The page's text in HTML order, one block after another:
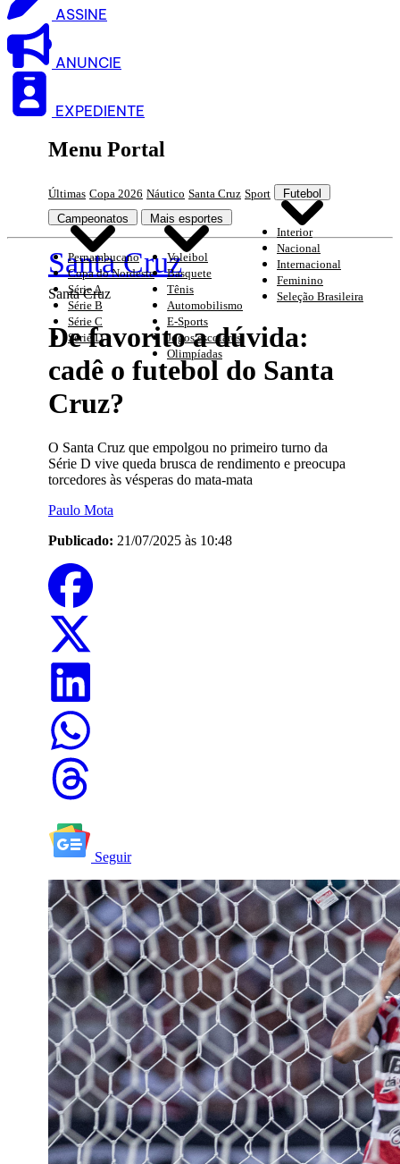
ASSINE
ANUNCIE
EXPEDIENTE
Menu Portal
Últimas Copa 2026 Náutico Santa Cruz Sport Futebol
Interior
Nacional
Internacional
Feminino
Seleção Brasileira
Campeonatos
Pernambucano
Copa do Nordeste
Série A
Série B
Série C
Série D
Mais esportes
Voleibol
Basquete
Tênis
Automobilismo
E-Sports
Jogos escolares
Olimpíadas
Santa Cruz
Santa Cruz
De favorito a dúvida:
cadê o futebol do Santa
Cruz?
O Santa Cruz que empolgou no primeiro turno da
Série D vive queda brusca de rendimento e preocupa
torcedores às vésperas do mata-mata
Paulo Mota
Publicado: 21/07/2025 às 10:48
Seguir